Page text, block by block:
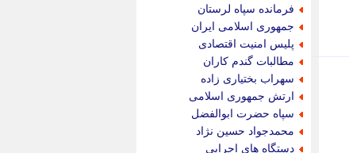
فرمانده سپاه لرستان
جمهوری اسلامی ایران
پلیس امنیت اقتصادی
مطالبات گندم کاران
سهراب بختیاری زاده
ارتش جمهوری اسلامی
سپاه حضرت ابوالفضل
محمدجواد حسین نژاد
دستگاه های اجرایی